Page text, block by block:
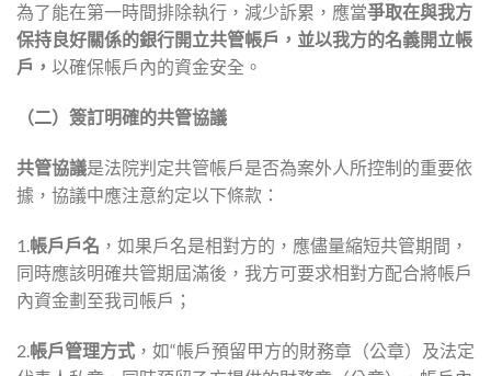
為了能在第一時間排除執行，減少訴累，應當爭取在與我方
保持良好關係的銀行開立共管帳戶，並以我方的名義開立帳
戶， 以確保帳戶內的資金安全。
（二）簽訂明確的共管協議
共管協議是法院判定共管帳戶是否為案外人所控制的重要依
據，協議中應注意約定以下條款：
1. 帳戶戶名 ，如果戶名是相對方的，應儘量縮短共管期間，
同時應該明確共管期屆滿後，我方可要求相對方配合將帳戶
內資金劃至我司帳戶；
2. 帳戶管理方式 ，如“帳戶預留甲方的財務章（公章）及法定